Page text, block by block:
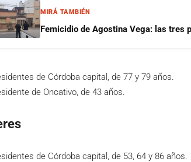
MIRÁ TAMBIÉN
Femicidio de Agostina Vega: las tres
de Córdoba capital, de 77 y 79 años.
de Oncativo, de 43 años.
de Córdoba capital, de 53, 64 y 86 años.